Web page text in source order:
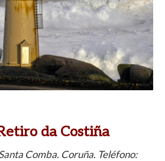
da Costiña
Comba. Coruña. Teléfono: